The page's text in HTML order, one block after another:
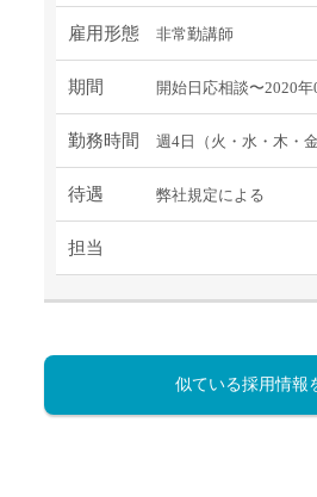
雇用形態 非常勤講師
期間 開始日応相談〜2020年
勤務時間 週4日（火・水・木・
待遇 弊社規定による
担当
似ている採用情報